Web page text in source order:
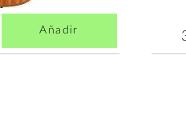
Añadir